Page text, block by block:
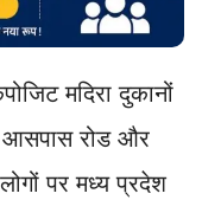
मदिरा दुकानों
आसपास रोड और
पर मध्य प्रदेश